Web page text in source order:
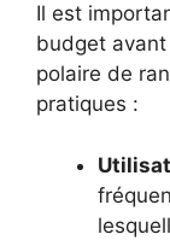
Il est
budget
polaire de
pratiques :